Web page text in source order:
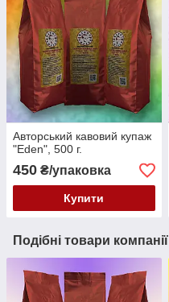
Авторський кавовий купаж
"Eden", 500 г.
450 ₴/упаковка
Купити
Подібні товари компанії